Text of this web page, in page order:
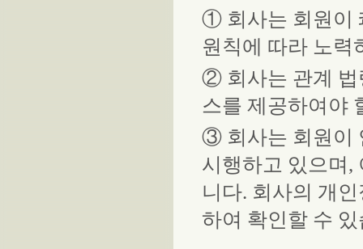
① 회사는 회원이
원칙에 따라 노력
② 회사는 관계 법
스를 제공하여야
③ 회사는 회원이
시행하고 있으며,
니다. 회사의 개
하여 확인할 수